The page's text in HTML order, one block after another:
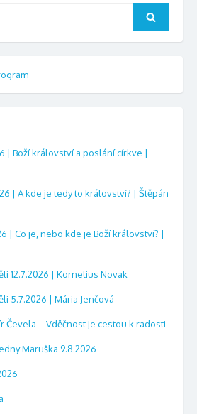
Search
| Boží království a poslání církve |
| A kde je tedy to království? | Štěpán
| Co je, nebo kde je Boží království? |
12.7.2026 | Kornelius Novak
5.7.2026 | Mária Jenčová
Čevela – Vděčnost je cestou k radosti
Maruška 9.8.2026